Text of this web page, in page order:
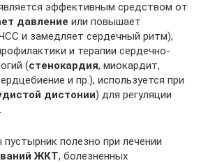
эффективным средством от
давление или повышает
и замедляет сердечный ритм),
и терапии сердечно-
(стенокардия, миокардит,
и пр.), используется при
дистонии) для регуляции
полезно при лечении
ЖКТ, болезненных